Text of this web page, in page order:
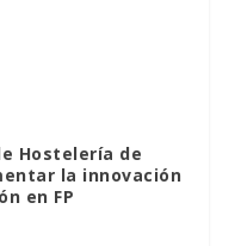
Hostelería de
la innovación
en FP